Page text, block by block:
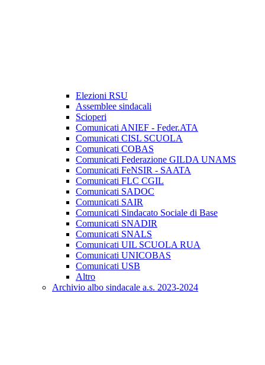
Elezioni RSU
Assemblee sindacali
Scioperi
Comunicati ANIEF - Feder.ATA
Comunicati CISL SCUOLA
Comunicati COBAS
Comunicati Federazione GILDA UNAMS
Comunicati FeNSIR - SAATA
Comunicati FLC CGIL
Comunicati SADOC
Comunicati SAIR
Comunicati Sindacato Sociale di Base
Comunicati SNADIR
Comunicati SNALS
Comunicati UIL SCUOLA RUA
Comunicati UNICOBAS
Comunicati USB
Altro
Archivio albo sindacale a.s. 2023-2024